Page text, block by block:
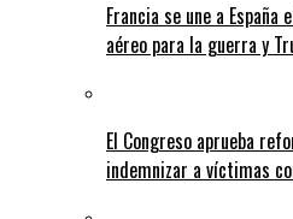
Francia se une a
aéreo para la guerra y
El Congreso aprueba
indemnizar a víctimas